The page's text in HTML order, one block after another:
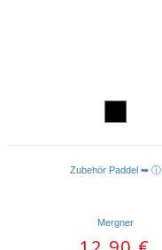
Zubehör Paddel ➥ ⓘ
Mergner